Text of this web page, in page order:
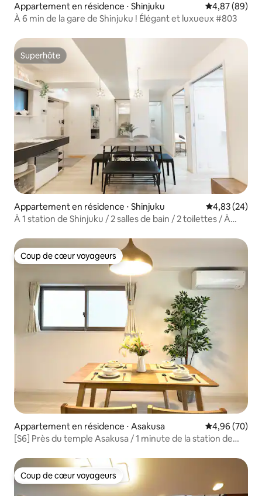
Appartement en résidence ⋅ Shinjuku Évaluation
4,87 (89)
À 6 min de la gare de Shinjuku ! Élégant et luxueux #803
Superhôte
Superhôte
Appartement en résidence ⋅ Shinjuku Évaluation
4,83 (24)
À 1 station de Shinjuku / 2 salles de bain / 2 toilettes / À
Korean Town / 303 ¥
Coup de cœur voyageurs
Coup de cœur voyageurs
Appartement en résidence ⋅ Asakusa Évaluation
4,96 (70)
[S6] Près du temple Asakusa / 1 minute de la station de
appartement par ascenseur / Accès direct à Ueno, Ginza,
Shibuya et à l'aéroport / Wi-Fi haut débit
Coup de cœur voyageurs
Coup de cœur voyageurs